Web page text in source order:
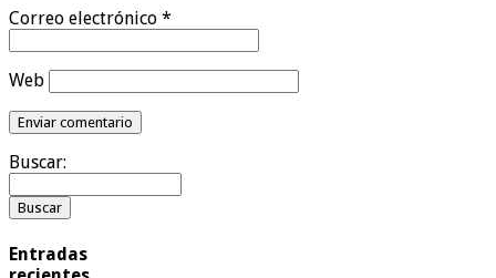
Correo electrónico *
Web
Buscar:
Entradas